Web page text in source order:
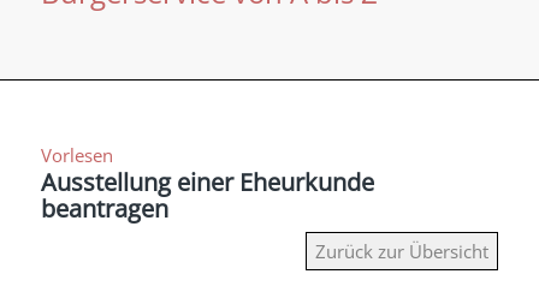
Vorlesen
Ausstellung einer Eheurkunde
beantragen
Zurück zur Übersicht